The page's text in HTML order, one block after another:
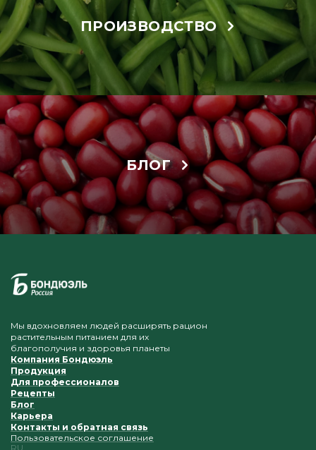
ПРОИЗВОДСТВО
БЛОГ
Мы вдохновляем людей расширять рацион
растительным питанием для их
благополучия и здоровья планеты
Компания Бондюэль
Продукция
Для профессионалов
Рецепты
Блог
Карьера
Контакты и обратная связь
Пользовательское соглашение
RU